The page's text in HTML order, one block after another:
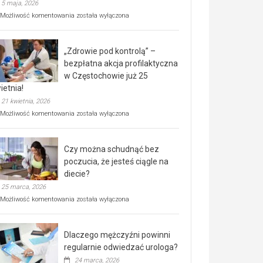
5 maja, 2026
Możliwość komentowania Rusza
rehabilitacji
dla
seniorów!
została wyłączona
„Zdrowie pod kontrolą” –
bezpłatna akcja profilaktyczna
w Częstochowie już 25
21 kwietnia, 2026
Możliwość komentowania „Zdrowie
bezpłatna
akcja
profilaktyczna
w
już
kwietnia!
została wyłączona
Czy można schudnąć bez
poczucia, że jesteś ciągle na
diecie?
25 marca, 2026
Możliwość komentowania Czy
poczucia,
że
została wyłączona
Dlaczego mężczyźni powinni
regularnie odwiedzać urologa?
24 marca, 2026